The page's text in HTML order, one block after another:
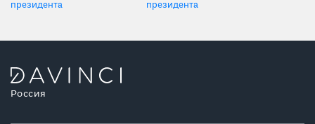
президента
президента
Россия